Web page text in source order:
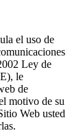
el uso de
Ley de
le
de
motivo de su
Web usted